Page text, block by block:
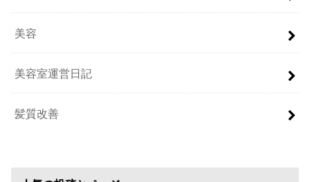
美容
美容室運営日記
髪質改善